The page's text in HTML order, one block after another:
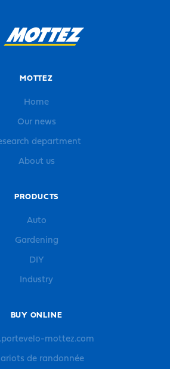
MOTTEZ
Home
Our news
department
About us
PRODUCTS
Auto
Gardening
DIY
Industry
BUY ONLINE
mottez.com
de randonnée